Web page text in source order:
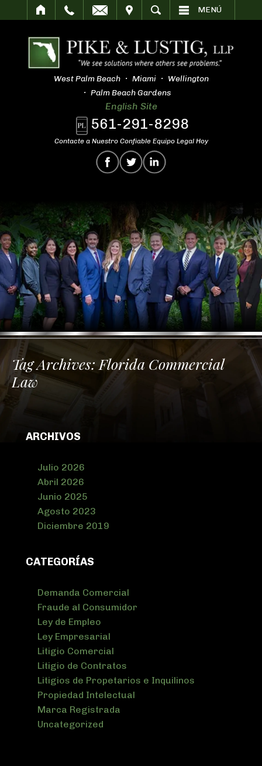
BUSCAR MENÚ
West Palm Beach Miami
Wellington
Palm Beach Gardens
English Site
561-291-8298
Contacte a Nuestro Confiable Equipo Legal Hoy
Tag Archives: Florida Commercial
Law
ARCHIVOS
Julio 2026
Abril 2026
Junio 2025
Agosto 2023
Diciembre 2019
CATEGORÍAS
Demanda Comercial
Fraude al Consumidor
Ley de Empleo
Ley Empresarial
Litigio Comercial
Litigio de Contratos
Litigios de Propetarios e Inquilinos
Propiedad Intelectual
Marca Registrada
Uncategorized